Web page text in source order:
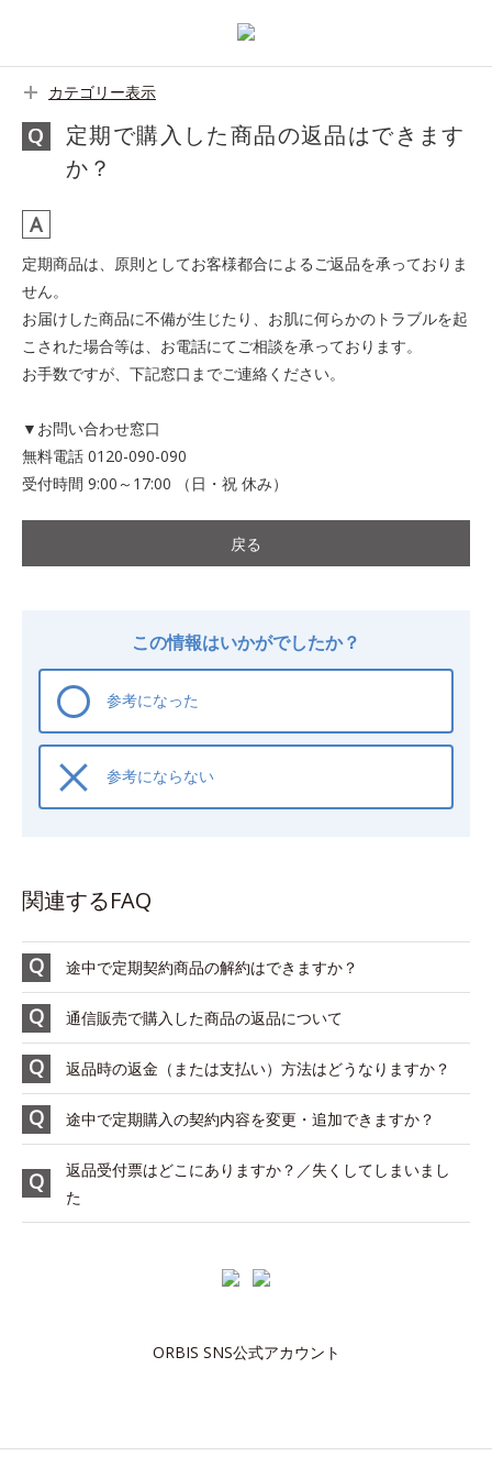
カテゴリー表示
定期で購入した商品の返品はできます
か？
定期商品は、原則としてお客様都合によるご返品を承っておりま
せん。
お届けした商品に不備が生じたり、お肌に何らかのトラブルを起
こされた場合等は、お電話にてご相談を承っております。
お手数ですが、下記窓口までご連絡ください。
▼お問い合わせ窓口
無料電話 0120-090-090
受付時間 9:00～17:00 （日・祝 休み）
戻る
この情報はいかがでしたか？
参考になった
参考にならない
関連するFAQ
途中で定期契約商品の解約はできますか？
通信販売で購入した商品の返品について
返品時の返金（または支払い）方法はどうなりますか？
途中で定期購入の契約内容を変更・追加できますか？
返品受付票はどこにありますか？／失くしてしまいまし
た
ORBIS SNS公式アカウント